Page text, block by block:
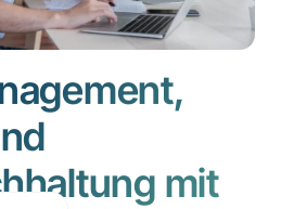
mit